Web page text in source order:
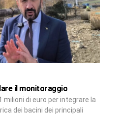
il monitoraggio
milioni di euro per integrare la
dei bacini dei principali